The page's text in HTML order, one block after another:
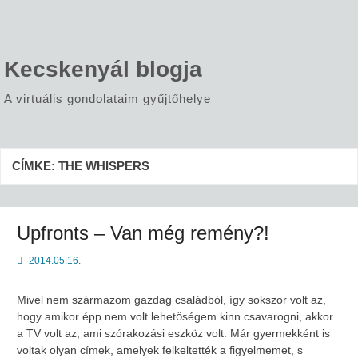
Kecskenyál blogja
A virtuális gondolataim gyűjtőhelye
CÍMKE: THE WHISPERS
Upfronts – Van még remény?!
2014.05.16.
Mivel nem származom gazdag családból, így sokszor volt az,
hogy amikor épp nem volt lehetőségem kinn csavarogni, akkor
a TV volt az, ami szórakozási eszköz volt. Már gyermekként is
voltak olyan címek, amelyek felkeltették a figyelmemet, s